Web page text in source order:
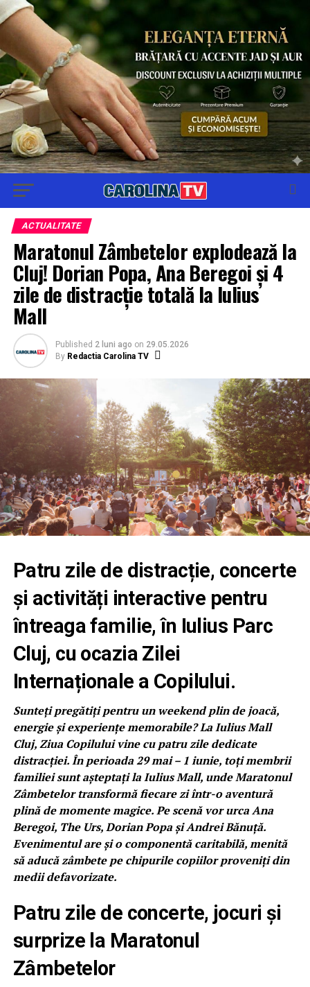
ACTUALITATE
Maratonul Zâmbetelor explodează la
Cluj! Dorian Popa, Ana Beregoi și 4
zile de distracție totală la Iulius
Mall
Published 2 luni ago on 29.05.2026
By Redactia Carolina TV
Patru zile de distracție, concerte
și activități interactive pentru
întreaga familie, în Iulius Parc
Cluj, cu ocazia Zilei
Internaționale a Copilului.
Sunteți pregătiți pentru un weekend plin de joacă,
energie și experiențe memorabile? La Iulius Mall
Cluj, Ziua Copilului vine cu patru zile dedicate
distracției. În perioada 29 mai – 1 iunie, toți membrii
familiei sunt așteptați la Iulius Mall, unde Maratonul
Zâmbetelor transformă fiecare zi într-o aventură
plină de momente magice. Pe scenă vor urca Ana
Beregoi, The Urs, Dorian Popa și Andrei Bănuță.
Evenimentul are și o componentă caritabilă, menită
să aducă zâmbete pe chipurile copiilor proveniți din
medii defavorizate.
Patru zile de concerte, jocuri și
surprize la Maratonul
Zâmbetelor